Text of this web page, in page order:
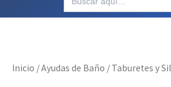
Inicio /Ayudas de Baño / Taburetes y